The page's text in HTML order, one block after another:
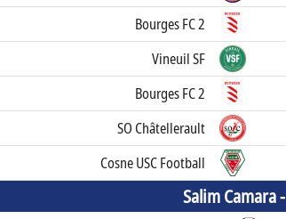
Bourges FC 2
Vineuil SF
Bourges FC 2
SO Châtellerault
Cosne USC Football
Salim Camara -